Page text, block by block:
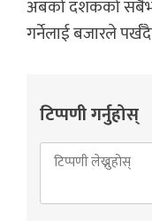
अबको दशकको
गर्नेलाई बजारले
टिप्पणी गर्नुहोस्